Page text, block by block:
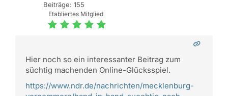
Beiträge: 155
Etabliertes Mitglied
Hier noch so ein interessanter Beitrag zum
süchtig machenden Online-Glücksspiel.
https://www.ndr.de/nachrichten/mecklenburg-